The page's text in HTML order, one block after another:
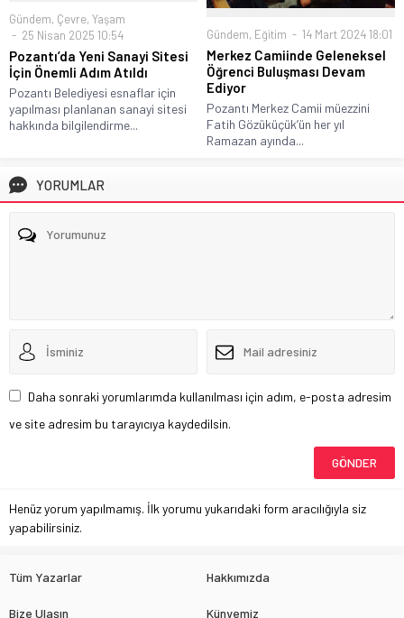
Gündem, Çevre, Yaşam
25 Nisan 2025 10:54
Pozantı’da Yeni Sanayi Sitesi
İçin Önemli Adım Atıldı
Pozantı Belediyesi esnaflar için
yapılması planlanan sanayi sitesi
hakkında bilgilendirme...
Gündem, Eğitim 14 Mart 2024 18:01
Merkez Camiinde Geleneksel
Öğrenci Buluşması Devam
Ediyor
Pozantı Merkez Camii müezzini
Fatih Gözüküçük’ün her yıl
Ramazan ayında...
YORUMLAR
Daha sonraki yorumlarımda kullanılması için adım, e-posta adresim
ve site adresim bu tarayıcıya kaydedilsin.
Henüz yorum yapılmamış. İlk yorumu yukarıdaki form aracılığıyla siz
yapabilirsiniz.
Tüm Yazarlar Hakkımızda
Bize Ulaşın Künyemiz